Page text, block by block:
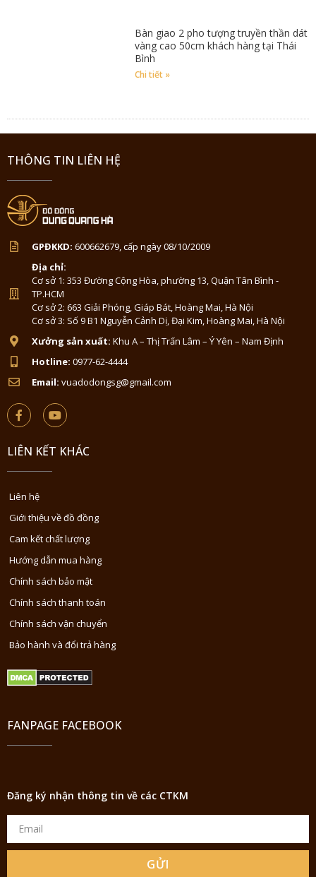
Bàn giao 2 pho tượng truyền thần dát
vàng cao 50cm khách hàng tại Thái
Bình
Chi tiết »
THÔNG TIN LIÊN HỆ
GPĐKKD: 600662679, cấp ngày 08/10/2009
Địa chỉ:
Cơ sở 1: 353 Đường Cộng Hòa, phường 13, Quận Tân Bình -
TP.HCM
Cơ sở 2: 663 Giải Phóng, Giáp Bát, Hoàng Mai, Hà Nội
Cơ sở 3: Số 9 B1 Nguyễn Cảnh Dị, Đại Kim, Hoàng Mai, Hà Nội
Xưởng sản xuất: Khu A – Thị Trấn Lâm – Ý Yên – Nam Định
Hotline: 0977-62-4444
Email: vuadodongsg@gmail.com
LIÊN KẾT KHÁC
Liên hệ
Giới thiệu về đồ đồng
Cam kết chất lượng
Hướng dẫn mua hàng
Chính sách bảo mật
Chính sách thanh toán
Chính sách vận chuyển
Bảo hành và đổi trả hàng
FANPAGE FACEBOOK
Đăng ký nhận thông tin về các CTKM
GỬI